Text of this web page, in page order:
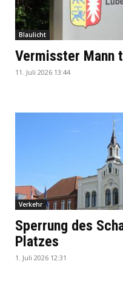
Blaulicht
Vermisster Mann
11. Juli 2026 13:44
Verkehr
Sperrung des
Platzes
1. Juli 2026 12:31